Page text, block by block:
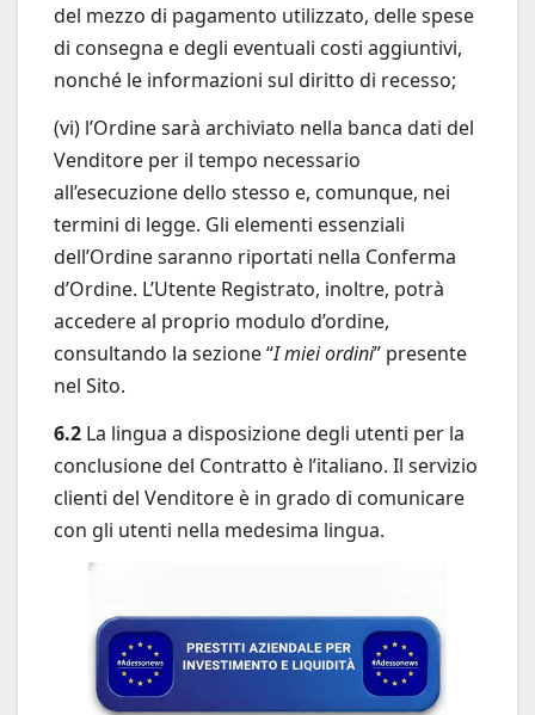
del mezzo di pagamento utilizzato, delle spese
di consegna e degli eventuali costi aggiuntivi,
nonché le informazioni sul diritto di recesso;
(vi) l’Ordine sarà archiviato nella banca dati del
Venditore per il tempo necessario
all’esecuzione dello stesso e, comunque, nei
termini di legge. Gli elementi essenziali
dell’Ordine saranno riportati nella Conferma
d’Ordine. L’Utente Registrato, inoltre, potrà
accedere al proprio modulo d’ordine,
consultando la sezione “I miei ordini” presente
nel Sito.
6.2 La lingua a disposizione degli utenti per la
conclusione del Contratto è l’italiano. Il servizio
clienti del Venditore è in grado di comunicare
con gli utenti nella medesima lingua.